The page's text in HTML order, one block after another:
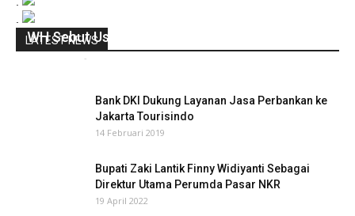
LATEST NEWS
WH Sebut Usaha 36 KSO BGD Tidak Untung
-
Bank DKI Dukung Layanan Jasa Perbankan ke
Jakarta Tourisindo
14 Februari 2019
Bupati Zaki Lantik Finny Widiyanti Sebagai
Direktur Utama Perumda Pasar NKR
19 April 2022